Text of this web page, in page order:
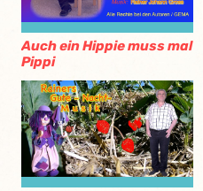
Auch ein Hippie muss mal
Pippi